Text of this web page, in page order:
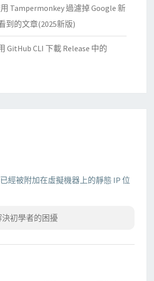
皆
可
用
！
Tampermonkey 過濾掉 Google 新
到的文章(2025新版)
GitHub CLI 下載 Release 中的
經被附加在虛擬機器上的靜態 IP 位
初學者的困擾